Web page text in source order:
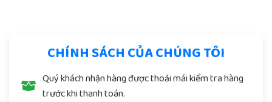
CHÍNH SÁCH CỦA CHÚNG TÔI
Quý khách nhận hàng được thoải mái kiểm tra hàng
trước khi thanh toán.